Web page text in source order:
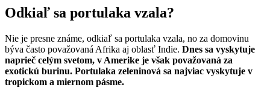
Odkiaľ sa portulaka vzala?
Nie je presne známe, odkiaľ sa portulaka vzala, no za domovinu
býva často považovaná Afrika aj oblasť Indie. Dnes sa vyskytuje
naprieč celým svetom, v Amerike je však považovaná za
exotickú burinu. Portulaka zeleninová sa najviac vyskytuje v
tropickom a miernom pásme.